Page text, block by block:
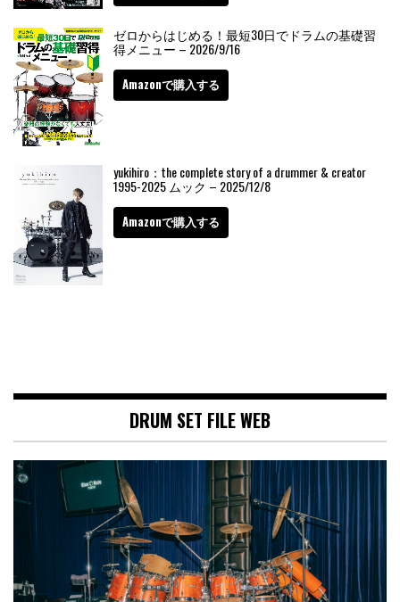
ゼロからはじめる！最短30日でドラムの基礎習
得メニュー – 2026/9/16
Amazonで購入する
yukihiro：the complete story of a drummer & creator
1995-2025 ムック – 2025/12/8
Amazonで購入する
DRUM SET FILE WEB